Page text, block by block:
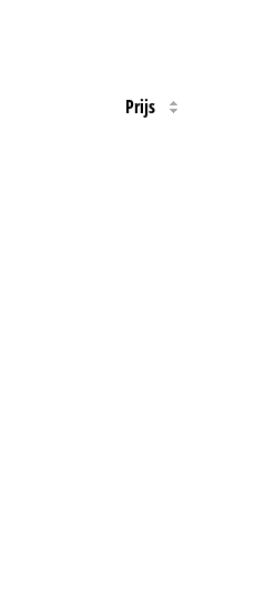
Prijs